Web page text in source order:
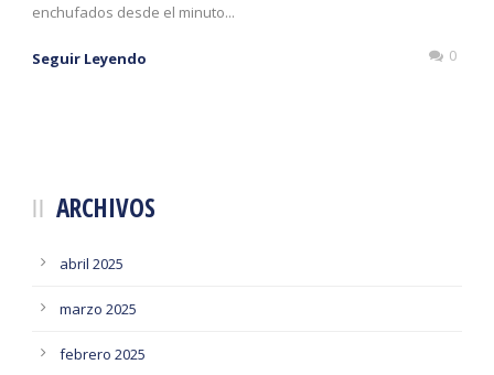
enchufados desde el minuto...
Seguir Leyendo 0
ARCHIVOS
abril 2025
marzo 2025
febrero 2025